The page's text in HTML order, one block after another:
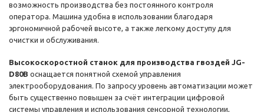
возможность производства без постоянного контроля
оператора. Машина удобна в использовании благодаря
эргономичной рабочей высоте, а также легкому доступу для
очистки и обслуживания.
Высокоскоростной станок для производства гвоздей JG-
D80B оснащается понятной схемой управления
электрооборудования. По запросу уровень автоматизации может
быть существенно повышен за счёт интеграции цифровой
системы управления и использования сенсорной технологии,